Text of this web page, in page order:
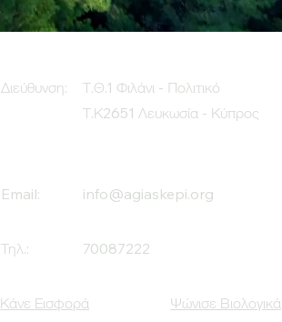
Διεύθυνση:
Τ.Θ.1 Φιλάνι - Πολιτικό
Τ.Κ2651 Λευκωσία - Κύπρος
Email: info@agiaskepi.org
Τηλ.: 70087222
Κάνε Εισφορά Ψώνισε Βιολογικά